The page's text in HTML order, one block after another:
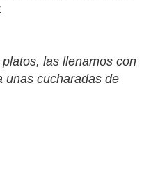
las llenamos con
unas cucharadas de